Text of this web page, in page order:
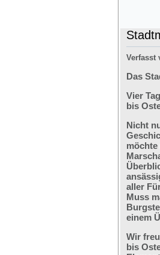
Verfasst
Das
Vier
bis
Nicht
aller
Muss
einem
Wir
bis